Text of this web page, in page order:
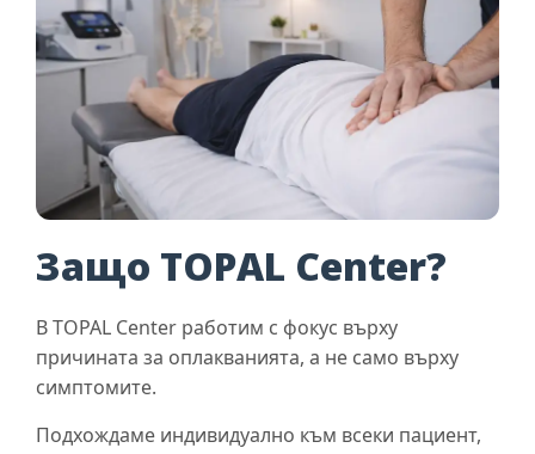
Защо TOPAL Center?
В TOPAL Center работим с фокус върху
причината за оплакванията, а не само върху
симптомите.
Подхождаме индивидуално към всеки пациент,